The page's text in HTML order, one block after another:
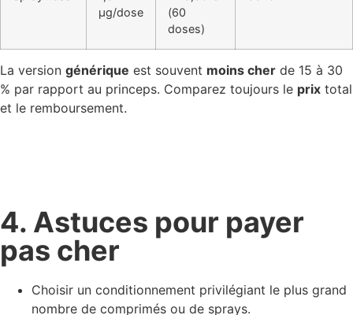
µg/dose
(60
doses)
La version générique est souvent moins cher de 15 à 30
% par rapport au princeps. Comparez toujours le prix total
et le remboursement.
4. Astuces pour payer
pas cher
Choisir un conditionnement privilégiant le plus grand
nombre de comprimés ou de sprays.